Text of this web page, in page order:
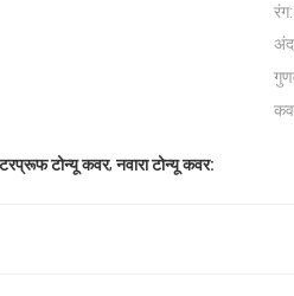
रंग:
टोन्यू कवर,नवारा टोन्यू कवर: